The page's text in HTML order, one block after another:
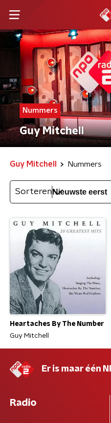
Nummers
Guy Mitchell
Guy Mitchell Nummers
Sorteren
Heartaches By The Number
Guy Mitchell
Er is maar één
Radio